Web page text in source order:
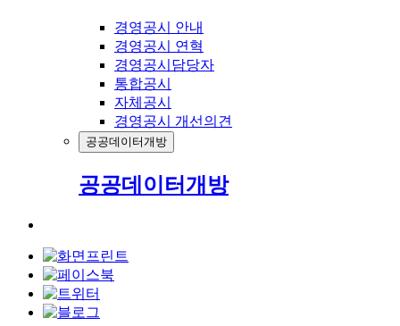
경영공시 안내
경영공시 연혁
경영공시담당자
통합공시
자체공시
경영공시 개선의견
공공데이터개방
공공데이터개방